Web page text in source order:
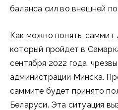
баланса сил во внешней
Как можно понять,
который пройдет в
сентября 2022 года,
администрации Минска.
саммите будет принято
Беларуси. Эта ситуация